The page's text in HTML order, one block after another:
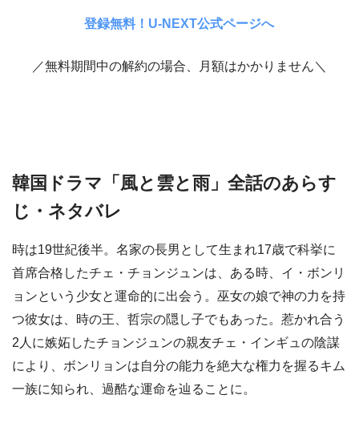
登録無料！U-NEXT公式ページへ
／無料期間中の解約の場合、月額はかかりません＼
韓国ドラマ「風と雲と雨」全話のあらす
じ・ネタバレ
時は19世紀後半。名家の長男として生まれ17歳で科挙に
首席合格したチェ・チョンジュンは、ある時、イ・ボンリ
ョンという少女と運命的に出会う。巫女の娘で神の力を持
つ彼女は、時の王、哲宗の隠し子でもあった。惹かれ合う
2人に嫉妬したチョンジュンの親友チェ・インギュの陰謀
により、ボンリョンは自分の能力を絶大な権力を握るキム
一族に知られ、過酷な運命を辿ることに。